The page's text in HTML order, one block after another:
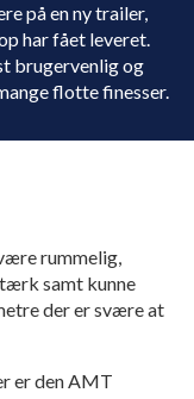
på en ny trailer,
har fået leveret.
brugervenlig og
flotte finesser.
rummelig,
samt kunne
der er svære at
er den AMT